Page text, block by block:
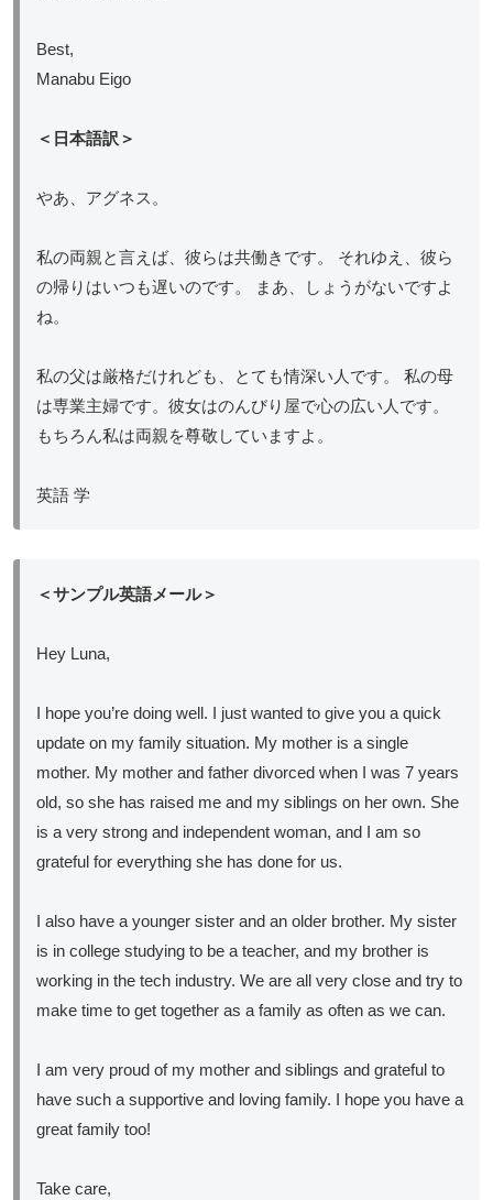
Best,
Manabu Eigo
＜日本語訳＞
やあ、アグネス。
私の両親と言えば、彼らは共働きです。 それゆえ、彼ら
の帰りはいつも遅いのです。 まあ、しょうがないですよ
ね。
私の父は厳格だけれども、とても情深い人です。 私の母
は専業主婦です。彼女はのんびり屋で心の広い人です。
もちろん私は両親を尊敬していますよ。
英語 学
＜サンプル英語メール＞
Hey Luna,
I hope you’re doing well. I just wanted to give you a quick
update on my family situation. My mother is a single
mother. My mother and father divorced when I was 7 years
old, so she has raised me and my siblings on her own. She
is a very strong and independent woman, and I am so
grateful for everything she has done for us.
I also have a younger sister and an older brother. My sister
is in college studying to be a teacher, and my brother is
working in the tech industry. We are all very close and try to
make time to get together as a family as often as we can.
I am very proud of my mother and siblings and grateful to
have such a supportive and loving family. I hope you have a
great family too!
Take care,